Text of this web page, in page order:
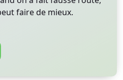
faire de mieux.